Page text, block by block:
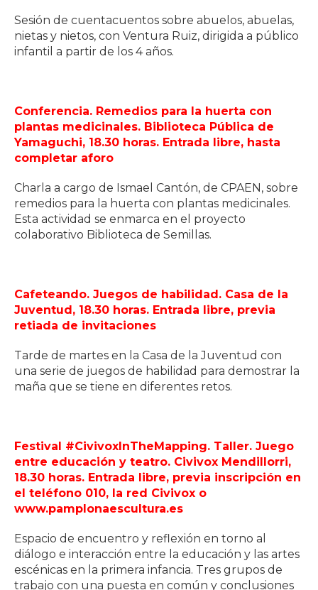
Sesión de cuentacuentos sobre abuelos, abuelas,
nietas y nietos, con Ventura Ruiz, dirigida a público
infantil a partir de los 4 años.
Conferencia. Remedios para la huerta con
plantas medicinales. Biblioteca Pública de
Yamaguchi, 18.30 horas. Entrada libre, hasta
completar aforo
Charla a cargo de Ismael Cantón, de CPAEN, sobre
remedios para la huerta con plantas medicinales.
Esta actividad se enmarca en el proyecto
colaborativo Biblioteca de Semillas.
Cafeteando. Juegos de habilidad. Casa de la
Juventud, 18.30 horas. Entrada libre, previa
retiada de invitaciones
Tarde de martes en la Casa de la Juventud con
una serie de juegos de habilidad para demostrar la
maña que se tiene en diferentes retos.
Festival #CivivoxInTheMapping. Taller. Juego
entre educación y teatro. Civivox Mendillorri,
18.30 horas. Entrada libre, previa inscripción en
el teléfono 010, la red Civivox o
www.pamplonaescultura.es
Espacio de encuentro y reflexión en torno al
diálogo e interacción entre la educación y las artes
escénicas en la primera infancia. Tres grupos de
trabajo con una puesta en común y conclusiones